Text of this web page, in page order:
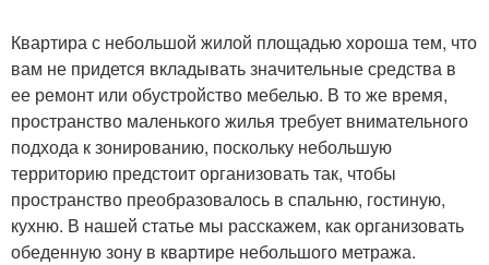
Квартира с небольшой жилой площадью хороша тем, что
вам не придется вкладывать значительные средства в
ее ремонт или обустройство мебелью. В то же время,
пространство маленького жилья требует внимательного
подхода к зонированию, поскольку небольшую
территорию предстоит организовать так, чтобы
пространство преобразовалось в спальню, гостиную,
кухню. В нашей статье мы расскажем, как организовать
обеденную зону в квартире небольшого метража.